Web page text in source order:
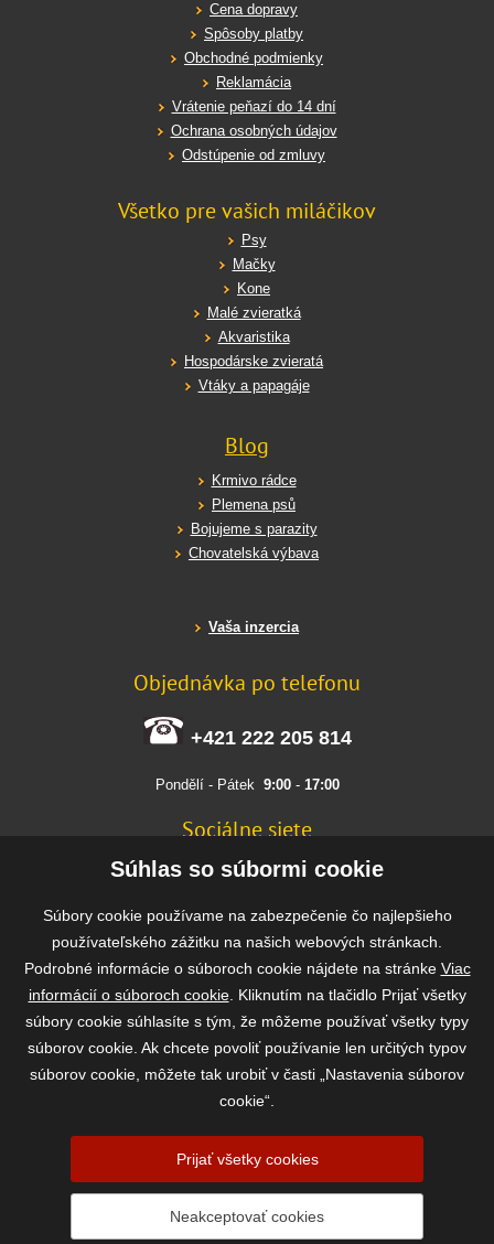
Cena dopravy
Spôsoby platby
Obchodné podmienky
Reklamácia
Vrátenie peňazí do 14 dní
Ochrana osobných údajov
Odstúpenie od zmluvy
Všetko pre vašich miláčikov
Psy
Mačky
Kone
Malé zvieratká
Akvaristika
Hospodárske zvieratá
Vtáky a papagáje
Blog
Krmivo rádce
Plemena psů
Bojujeme s parazity
Chovatelská výbava
Vaša inzercia
Objednávka po telefonu
+421 222 205 814
Pondělí - Pátek 9:00- 17:00
Sociálne siete
FACEBOOK
Rýchla a bezpečná platba
2026 ©www.vasekrmivo.sk- Tomáš Kroupa e-shop, Kanice 307, 664 01
Brno-venkov, IČ: 75785439
Súhlas so súbormi cookie
Súbory cookie používame na zabezpečenie čo najlepšieho
používateľského zážitku na našich webových stránkach.
Podrobné informácie o súboroch cookie nájdete na stránke Viac
informácií o súboroch cookie. Kliknutím na tlačidlo Prijať všetky
súbory cookie súhlasíte s tým, že môžeme používať všetky typy
súborov cookie. Ak chcete povoliť používanie len určitých typov
súborov cookie, môžete tak urobiť v časti „Nastavenia súborov
cookie“.
Prijať všetky cookies
Neakceptovať cookies